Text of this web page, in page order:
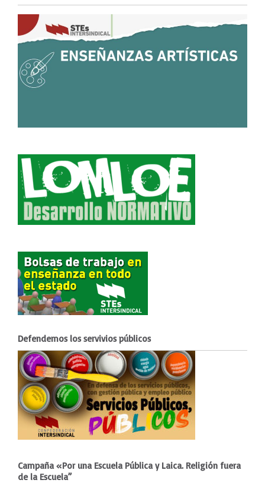
Defendemos los servivios públicos
Campaña «Por una Escuela Pública y Laica. Religión fuera
de la Escuela”